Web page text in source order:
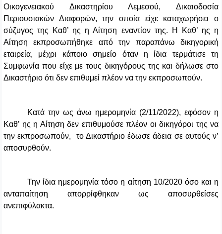
Οικογενειακού Δικαστηρίου Λεμεσού, Δικαιοδοσία
Περιουσιακών Διαφορών, την οποία είχε καταχωρήσει ο
σύζυγος της Καθ’ ης η Αίτηση εναντίον της. Η Καθ’ ης η
Αίτηση εκπροσωπήθηκε από την παραπάνω δικηγορική
εταιρεία, μέχρι κάποιο σημείο όταν η ίδια τερμάτισε τη
Συμφωνία που είχε με τους δικηγόρους της και δήλωσε στο
Δικαστήριο ότι δεν επιθυμεί πλέον να την εκπροσωπούν.
Κατά την ως άνω ημερομηνία (2/11/2022), εφόσον η
Καθ’ ης η Αίτηση δεν επιθυμούσε πλέον οι δικηγόροι της να
την εκπροσωπούν, το Δικαστήριο έδωσε άδεια σε αυτούς ν’
αποσυρθούν.
Την ίδια ημερομηνία τόσο η αίτηση 10/2020 όσο και η
ανταπαίτηση απορρίφθηκαν ως αποσυρθείσες
ανεπιφύλακτα.